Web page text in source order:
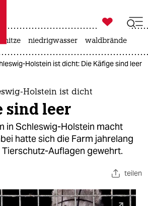
taz zahl ich
taz zahl ich

taz zahl ich
hitze niedrigwasser waldbrände
Holstein ist dicht: Die Käfige sind leer
Holstein ist dicht
sind leer
in Schleswig-Holstein macht
hatte sich die Farm jahrelang
Auflagen gewehrt.
teilen